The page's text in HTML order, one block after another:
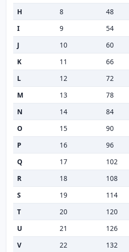
H
8 48
I
9 54
J
10 60
K
11 66
L
12 72
M
13 78
N
14 84
O
15 90
P
16 96
Q
17 102
R
18 108
S
19 114
T
20 120
U
21 126
V
22 132